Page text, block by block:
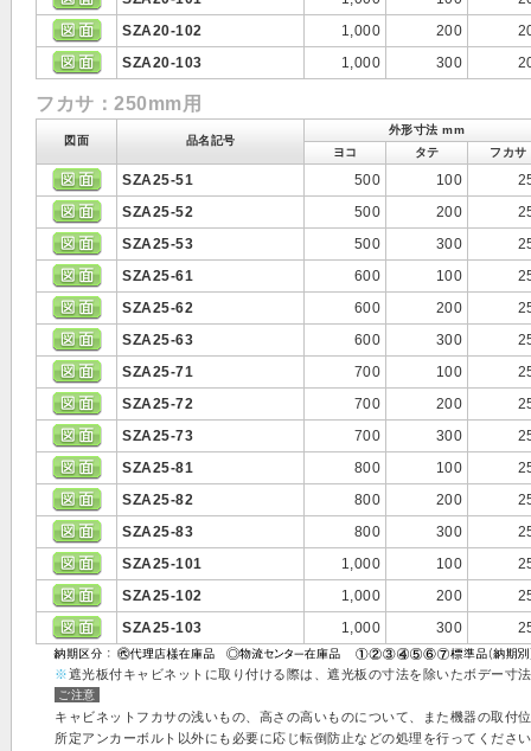
SZA20-102
1,000 200
SZA20-103
1,000 300
フカサ：250mm用
図面 品名記号
外形寸法 mm
ヨコ
タテ フカサ
SZA25-51 500 100
SZA25-52
500 200
SZA25-53
500 300
SZA25-61
600 100
SZA25-62
600 200
SZA25-63
600 300
SZA25-71
700 100
SZA25-72
700 200
SZA25-73
700 300
SZA25-81
800 100
SZA25-82
800 200
SZA25-83
800 300
SZA25-101
1,000 100
SZA25-102
1,000 200
SZA25-103
1,000 300
※遮光板付キャビネットに取り付ける際は、遮光板の寸法を除いたボデー寸
ご注意
キャビネットフカサの浅いもの、高さの高いものについて、また機器の取付
所定アンカーボルト以外にも必要に応じ転倒防止などの処理を行ってくださ